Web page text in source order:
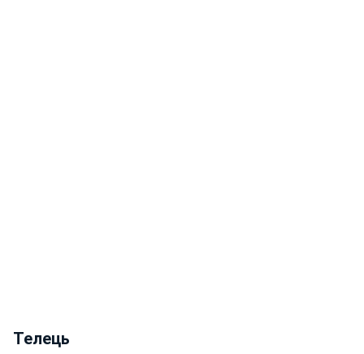
Телець